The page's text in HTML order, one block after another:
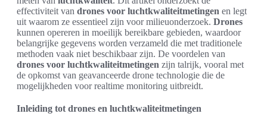
effectiviteit van drones voor luchtkwaliteitmetingen en legt
uit waarom ze essentieel zijn voor milieuonderzoek. Drones
kunnen opereren in moeilijk bereikbare gebieden, waardoor
belangrijke gegevens worden verzameld die met traditionele
methoden vaak niet beschikbaar zijn. De voordelen van
drones voor luchtkwaliteitmetingen zijn talrijk, vooral met
de opkomst van geavanceerde drone technologie die de
mogelijkheden voor realtime monitoring uitbreidt.
Inleiding tot drones en luchtkwaliteitmetingen